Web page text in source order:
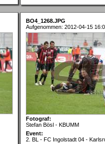
BO4_1268.JPG
Aufgenommen: 2012-04-15
Fotograf:
Stefan Bösl - KBUMM
Event:
2. BL - FC Ingolstadt 04 -